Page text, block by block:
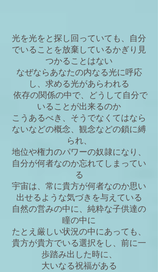
光を光をと探し回っていても、自分
でいることを放棄しているかぎり見
つかることはない
なぜならあなたの内なる光に呼応
し、求める光があらわれる
依存の関係の中で、どうして自分で
いることが出来るのか
こうあるべき、そうでなくてはなら
ないなどの概念、観念などの鎖に縛
られ、
地位や権力のパワーの奴隷になり、
自分が何者なのか忘れてしまってい
る
宇宙は、常に貴方が何者なのか思い
出せるような気づきを与えている
自然の営みの中に、純粋な子供達の
瞳の中に
たとえ厳しい状況の中にあっても、
貴方が貴方でいる選択をし、前に一
歩踏み出した時に、
大いなる祝福がある